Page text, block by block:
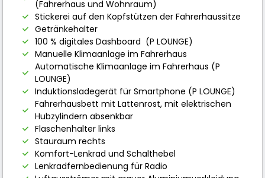
(Fahrerhaus und Wohnraum)
Stickerei auf den Kopfstützen der Fahrerhaussitze
Getränkehalter
100 % digitales Dashboard (P LOUNGE)
Manuelle Klimaanlage im Fahrerhaus
Automatische Klimaanlage im Fahrerhaus (P
LOUNGE)
Induktionsladegerät für Smartphone (P LOUNGE)
Fahrerhausbett mit Lattenrost, mit elektrischen
Hubzylindern absenkbar
Flaschenhalter links
Stauraum rechts
Komfort-Lenkrad und Schalthebel
Lenkradfernbedienung für Radio